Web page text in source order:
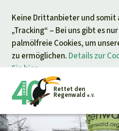
Keine Drittanbieter und somit
„Tracking“ – Bei uns gibt es
palmölfreie Cookies, um
zu ermöglichen. Details zur
Sie hier.
springen
Rettet den
Regenwald e. V.